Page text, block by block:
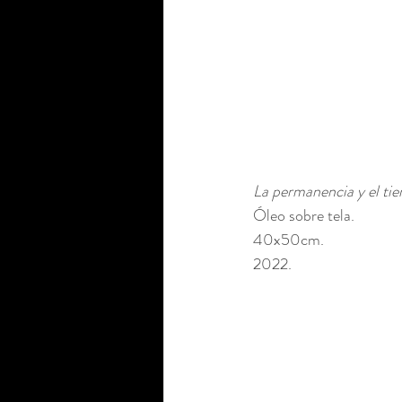
La permanencia y el
Óleo sobre tela.
40x50cm.
2022.